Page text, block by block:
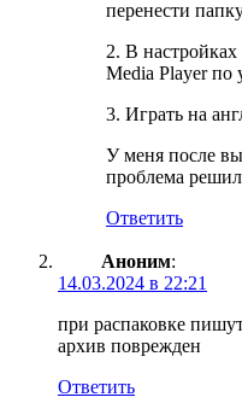
перенести
2. В
Media Player по
3. Играть на
У меня после
проблема
Ответить
Аноним:
14.03.2024 в 22:21
при распаковке
архив поврежден
Ответить